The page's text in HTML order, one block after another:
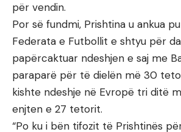
për vendin.
Por së fundmi, Prishtina u ankua
Federata e Futbollit e shtyu për
papërcaktuar ndeshjen e saj me
paraparë për të dielën më 30
kishte ndeshje në Evropë tri ditë
enjten e 27 tetorit.
“Po ku i bën tifozit të Prishtinës